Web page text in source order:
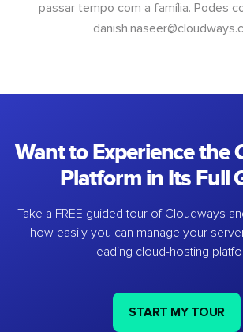
passar tempo com a família. Podes
Want to Experience the
Platform in Its Full
Take a FREE guided tour of Cloudways
how easily you can manage your
leading cloud-hosting
START MY TOUR